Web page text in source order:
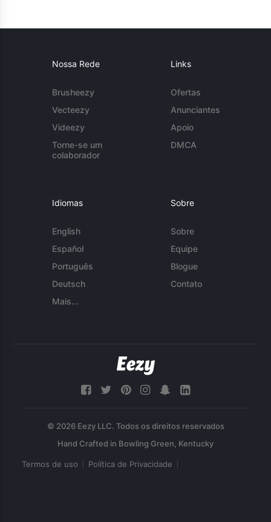
Nossa Rede
Brusheezy
Vecteezy
Videezy
Torne-se um
colaborador
Links
Ofertas
Anunciantes
Apoio
DMCA
Idiomas
English
Español
Português
Deutsch
Mais...
Sobre
Sobre
Equipe
Blogue
Contato
© 2026 Eezy LLC. Todos os direitos reservados
Termos de uso Política de Privacidade